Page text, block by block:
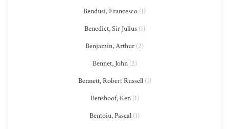
Bendusi, Francesco (1)
Benedict, Sir Julius(1)
Benjamin, Arthur (2)
Bennet, John(2)
Bennett, Robert Russell(1)
Benshoof, Ken(1)
Bentoiu, Pascal (1)